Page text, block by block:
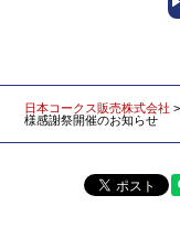
日本コークス販売株式会社 >
様感謝祭開催のお知らせ